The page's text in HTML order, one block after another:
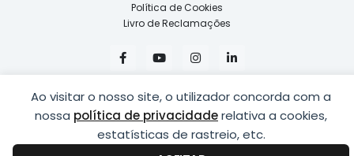
Ao visitar o nosso site, o utilizador concorda com a
nossa política de privacidaderelativa a cookies,
estatísticas de rastreio, etc.
Política de Cookies
Livro de Reclamações
F
a
c
b
o
o
k
-
Y
o
u
u
b
e
I
n
s
a
g
r
a
m
i
n
e
d
i
n
-
COPYRIGHT © 2026LUSÍADAS, DISTRIBUIÇÃO DE ÓPTICAS, LDA.